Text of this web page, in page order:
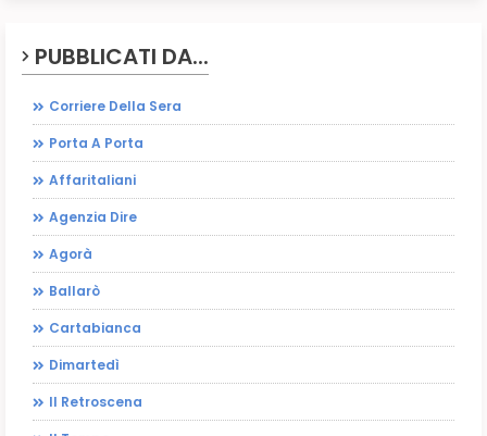
PUBBLICATI DA...
Corriere Della Sera
Porta A Porta
Affaritaliani
Agenzia Dire
Agorà
Ballarò
Cartabianca
Dimartedì
Il Retroscena